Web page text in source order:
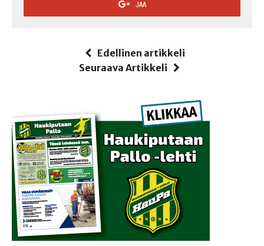
JAA
Edellinen artikkeli
Seuraava Artikkeli